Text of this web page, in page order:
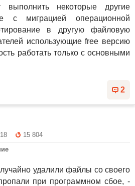
выполнить некоторые другие
с миграцией операционной
в другую файловую
использующие free версию
работать только с основными
2
15 804
удалили файлы со своего
при программном сбое, -